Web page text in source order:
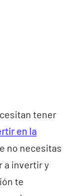
tener
en la
no necesitas
a invertir y
te